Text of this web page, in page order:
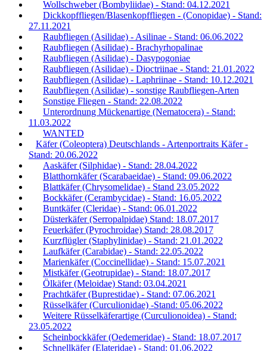
Wollschweber (Bombyliidae) - Stand: 04.12.2021
Dickkopffliegen/Blasenkopffliegen - (Conopidae) - Stand:
27.11.2021
Raubfliegen (Asilidae) - Asilinae - Stand: 06.06.2022
Raubfliegen (Asilidae) - Brachyrhopalinae
Raubfliegen (Asilidae) - Dasypogoniae
Raubfliegen (Asilidae) - Dioctriinae - Stand: 21.01.2022
Raubfliegen (Asilidae) - Laphriinae - Stand: 10.12.2021
Raubfliegen (Asilidae) - sonstige Raubfliegen-Arten
Sonstige Fliegen - Stand: 22.08.2022
Unterordnung Mückenartige (Nematocera) - Stand:
11.03.2022
WANTED
Käfer (Coleoptera) Deutschlands - Artenportraits Käfer -
Stand: 20.06.2022
Aaskäfer (Silphidae) - Stand: 28.04.2022
Blatthornkäfer (Scarabaeidae) - Stand: 09.06.2022
Blattkäfer (Chrysomelidae) - Stand 23.05.2022
Bockkäfer (Cerambycidae) - Stand: 16.05.2022
Buntkäfer (Cleridae) - Stand: 06.01.2022
Düsterkäfer (Serropalpidae) Stand: 18.07.2017
Feuerkäfer (Pyrochroidae) Stand: 28.08.2017
Kurzflügler (Staphylinidae) - Stand: 21.01.2022
Laufkäfer (Carabidae) - Stand: 22.05.2022
Marienkäfer (Coccinellidae) - Stand: 15.07.2021
Mistkäfer (Geotrupidae) - Stand: 18.07.2017
Ölkäfer (Meloidae) Stand: 03.04.2021
Prachtkäfer (Buprestidae) - Stand: 07.06.2021
Rüsselkäfer (Curculionidae) -Stand: 05.06.2022
Weitere Rüsselkäferartige (Curculionoidea) - Stand:
23.05.2022
Scheinbockkäfer (Oedemeridae) - Stand: 18.07.2017
Schnellkäfer (Elateridae) - Stand: 01.06.2022